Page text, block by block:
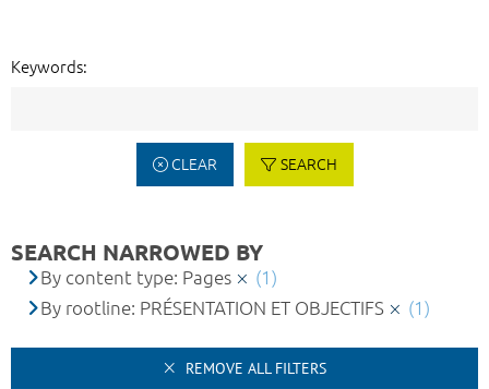
Keywords:
CLEAR SEARCH
SEARCH NARROWED BY
By content type: Pages
(1)
By rootline: PRÉSENTATION ET OBJECTIFS
(1)
REMOVE ALL FILTERS